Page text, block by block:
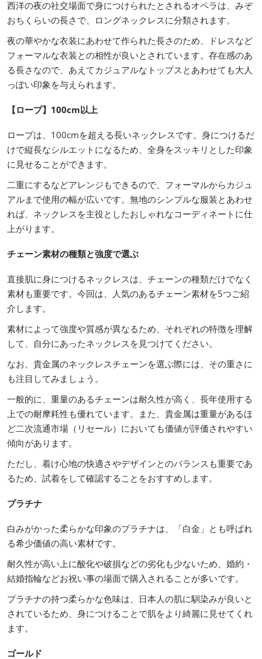
西洋の夜の社交場面で身につけられたとされるオペラは、みぞ
おちくらいの長さで、ロングネックレスに分類されます。
夜の華やかな衣装にあわせて作られた長さのため、ドレスなど
フォーマルな衣装との相性が良いとされています。存在感のあ
る長さなので、あえてカジュアルなトップスとあわせても大人
っぽい印象を与えられます。
【ロープ】100cm以上
ロープは、100cmを超える長いネックレスです。身につけるだ
けで縦長なシルエットになるため、全身をスッキリとした印象
に見せることができます。
二重にするなどアレンジもできるので、フォーマルからカジュ
アルまで使用の幅が広いです。無地のシンプルな服装とあわせ
れば、ネックレスを主役としたおしゃれなコーディネートに仕
上がります。
チェーン素材の種類と強度で選ぶ
直接肌に身につけるネックレスは、チェーンの種類だけでなく
素材も重要です。今回は、人気のあるチェーン素材を5つご紹
介します。
素材によって強度や質感が異なるため、それぞれの特徴を理解
して、自分にあったネックレスを見つけてください。
なお、貴金属のネックレスチェーンを選ぶ際には、その重さに
も注目してみましょう。
一般的に、重量のあるチェーンは耐久性が高く、長年使用する
上での耐摩耗性も優れています。また、貴金属は重量があるほ
ど二次流通市場（リセール）においても価値が評価されやすい
傾向があります。
ただし、着け心地の快適さやデザインとのバランスも重要であ
るため、試着をして確認することをおすすめします。
プラチナ
白みがかった柔らかな印象のプラチナは、「白金」とも呼ばれ
る希少価値の高い素材です。
耐久性が高い上に酸化や破損などの劣化も少ないため、婚約・
結婚指輪などお祝い事の場面で購入されることが多いです。
プラチナの持つ柔らかな色味は、日本人の肌に馴染みが良いと
されているため、身につけることで肌をより綺麗に見せてくれ
ます。
ゴールド